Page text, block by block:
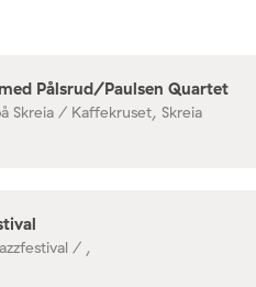
Pålsrud/Paulsen Quartet
Skreia / Kaffekruset, Skreia
/ ,